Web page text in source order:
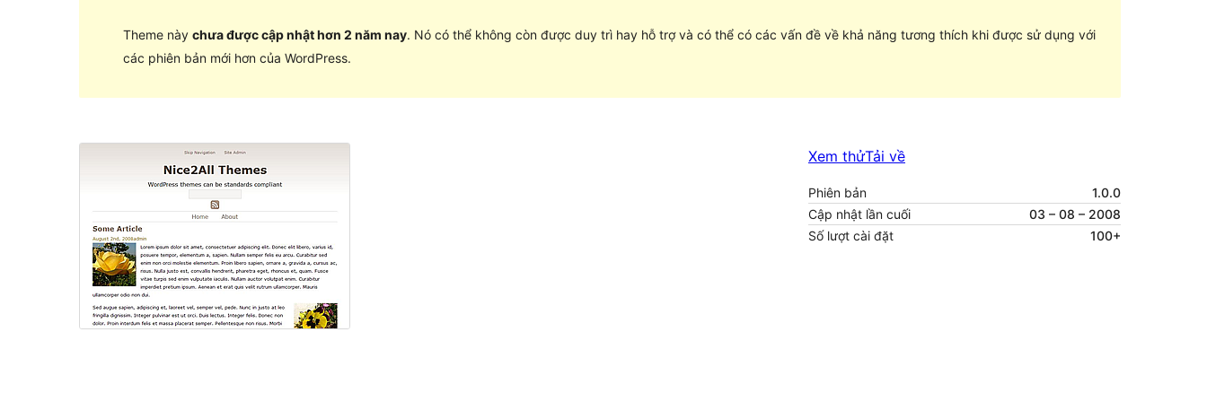
Theme này chưa được cập nhật hơn 2 năm nay. Nó có thể không còn được duy trì hay hỗ trợ và có thể có các vấn đề về khả năng tương thích khi được sử dụng với
các phiên bản mới hơn của WordPress.
Xem thửTải về
Phiên bản
1.0.0
Cập nhật lần cuối
03 – 08 – 2008
Số lượt cài đặt
100+